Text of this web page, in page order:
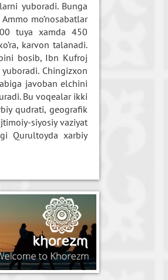
yuboradi. Bunga
mo’nosabatlar
tuya xamda 450
karvon talanadi.
bosib, Ibn Kufroj
Chingizxon
javoban elchini
Bu voqealar ikki
qudrati, geografik
siyosiy vaziyat
Qurultoyda xarbiy